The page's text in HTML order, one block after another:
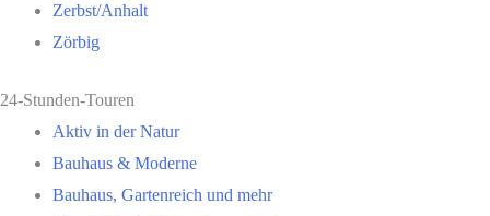
Zerbst/Anhalt
Zörbig
24-Stunden-Touren
Aktiv in der Natur
Bauhaus & Moderne
Bauhaus, Gartenreich und mehr